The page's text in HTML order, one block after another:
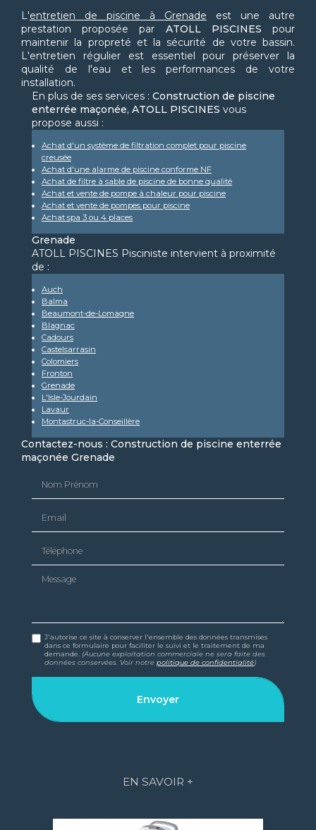
L'entretien de piscine à Grenade est une autre
prestation proposée par ATOLL PISCINES pour
maintenir la propreté et la sécurité de votre bassin.
L'entretien régulier est essentiel pour préserver la
qualité de l'eau et les performances de votre
installation.
En plus de ses services : Construction de piscine
enterrée maçonée, ATOLL PISCINES vous
propose aussi :
Achat d'un système de filtration complet pour piscine
creusée
Achat d'une alarme de piscine conforme NF
Achat de filtre à sable de piscine de bonne qualité
Achat et vente de pompe à chaleur pour piscine
Achat et vente de pompes pour piscine
Achat spa 3 ou 4 places
Grenade
ATOLL PISCINES Pisciniste intervient à proximité
de :
Auch
Balma
Beaumont-de-Lomagne
Blagnac
Cadours
Castelsarrasin
Colomiers
Fronton
Grenade
L'Isle-Jourdain
Lavaur
Montastruc-la-Conseillère
Contactez-nous : Construction de piscine enterrée
maçonée Grenade
Message
J'autorise ce site à conserver l'ensemble des données transmises
dans ce formulaire pour faciliter le suivi et le traitement de ma
demande. (Aucune exploitation commerciale ne sera faite des
données conservées. Voir notrepolitique de confidentialité)
EN SAVOIR +